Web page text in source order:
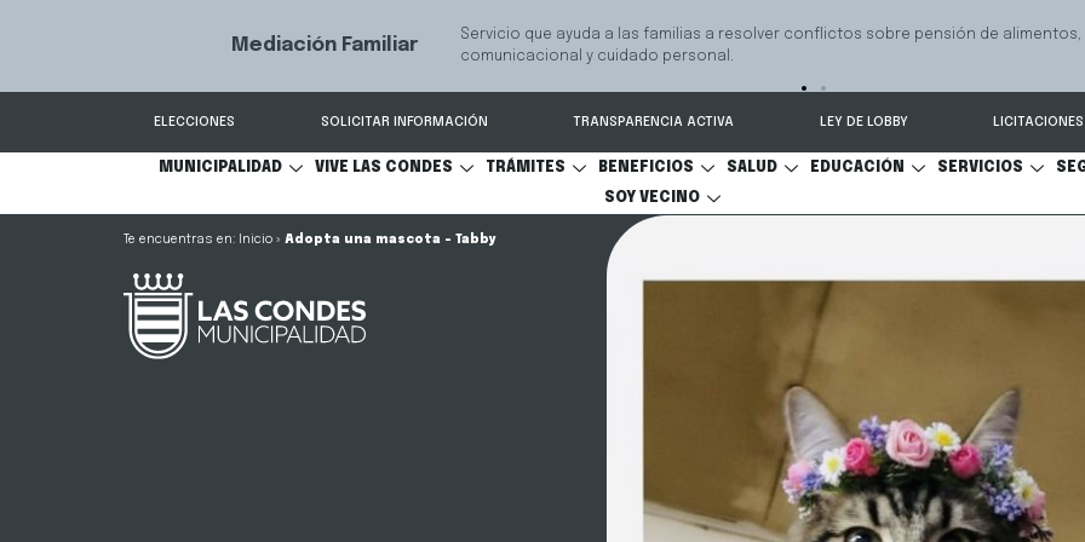
Mediación Familiar
Servicio que ayuda a las familias a resolver conflictos sobre pensión de alimentos,
comunicacional y cuidado personal.
ELECCIONES SOLICITAR INFORMACIÓN TRANSPARENCIA ACTIVA LEY DE LOBBY LICITACIONES
MUNICIPALIDAD VIVE LAS CONDES TRÁMITES BENEFICIOS SALUD EDUCACIÓN SERVICIOS
SOY VECINO
Inicio » Adopta una mascota – Tabby